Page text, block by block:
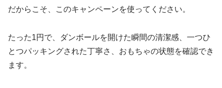
だからこそ、このキャンペーンを使ってください。
たった1円で、ダンボールを開けた瞬間の清潔感、一つひ
とつパッキングされた丁寧さ、おもちゃの状態を確認でき
ます。